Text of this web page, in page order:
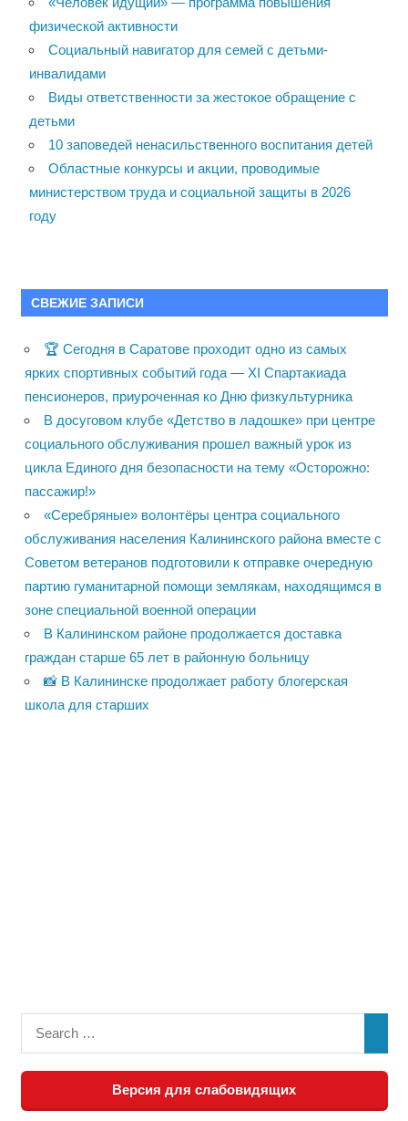
физической активности
Социальный навигатор для семей с детьми-
инвалидами
Виды ответственности за жестокое обращение с
детьми
10 заповедей ненасильственного воспитания детей
Областные конкурсы и акции, проводимые
министерством труда и социальной защиты в 2026
году
СВЕЖИЕ ЗАПИСИ
🏆 Сегодня в Саратове проходит одно из самых
ярких спортивных событий года — XI Спартакиада
пенсионеров, приуроченная ко Дню физкультурника
В досуговом клубе «Детство в ладошке» при центре
социального обслуживания прошел важный урок из
цикла Единого дня безопасности на тему «Осторожно:
пассажир!»
«Серебряные» волонтёры центра социального
обслуживания населения Калининского района вместе с
Советом ветеранов подготовили к отправке очередную
партию гуманитарной помощи землякам, находящимся в
зоне специальной военной операции
В Калининском районе продолжается доставка
граждан старше 65 лет в районную больницу
📸 В Калининске продолжает работу блогерская
школа для старших
Версия для слабовидящих